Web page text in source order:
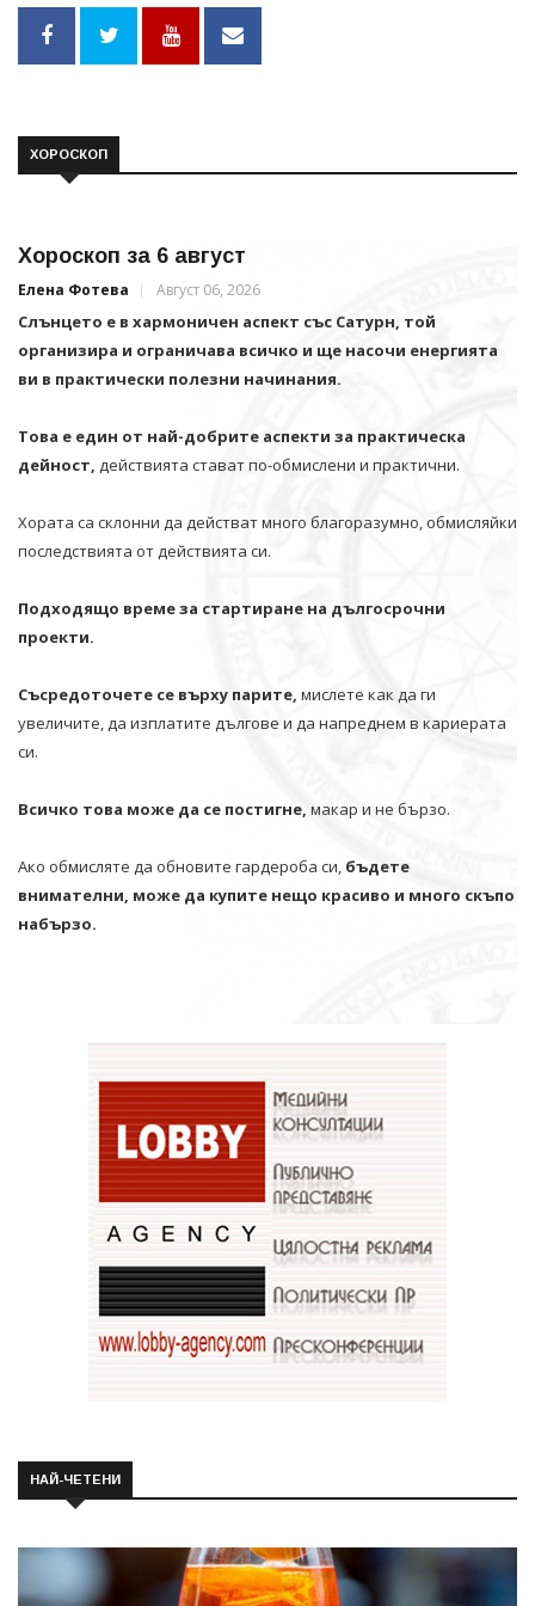
ХОРОСКОП
Хороскоп за 6 август
Елена Фотева Август 06, 2026
Слънцето е в хармоничен аспект със Сатурн, той
организира и ограничава всичко и щe насочи енергията
ви в практически полезни начинания.
Това е един от най-добрите аспекти за практическа
дейност, действията стават по-обмислени и практични.
Хората са склонни да действат много благоразумно, обмисляйки
последствията от действията си.
Подходящо време за стартиране на дългосрочни
проекти.
Съсредоточете се върху парите, мислете как да ги
увеличите, да изплатите дългове и да напреднем в кариерата
си.
Всичко това може да се постигне, макар и не бързо.
Ако обмисляте да обновите гардероба си, бъдете
внимателни, може да купите нещо красиво и много скъпо
набързо.
НАЙ-ЧЕТЕНИ